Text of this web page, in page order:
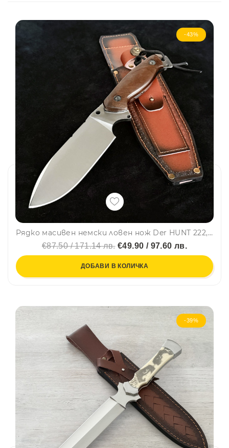
-43%
Рядко масивен немски ловен нож Der HUNT 222, фултанг стомана 5Cr13Mov, дървена дръжка chicken wings wood, кожена кания
€87.50 / 171.14 лв.€49.90 / 97.60 лв.
ДОБАВИ В КОЛИЧКА
-39%